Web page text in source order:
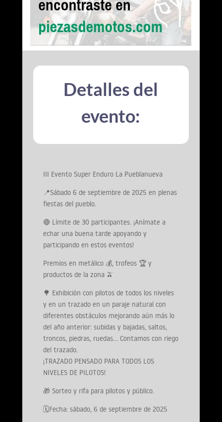
Detalles del
evento:
III Evento Super Enduro La Pueblanueva
📍Sábado 6 de septiembre de 2025 en plenas
fiestas del pueblo.
🔴 Límite de 30 participantes. ¡Anímate a
echar una buena tarde apoyando y
participando en estos eventos!
Premios en metálico 💰, trofeos 🏆 y
productos de la zona 🫒
🌳 Exhibición con pilotos de todos los niveles
y en un trazado en un paraje natural con
diferentes obstáculos mejorando aún más lo
del año anterior: subidas y bajadas, saltos,
troncos, piedras, ruedas… Contamos con riego
del trazado.
¡TRAZADO PENSADO PARA TODOS LOS
NIVELES DE PILOTOS!
🎁 Sorteo y rifa para pilotos y público.
🗓️Fecha: sábado, 6 de septiembre de 2025